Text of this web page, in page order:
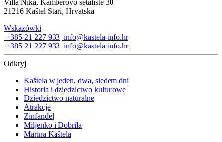
Villa Nika, Kamberovo šetalište 30
21216 Kaštel Stari, Hrvatska
Wskazówki
+385 21 227 933 info@kastela-info.hr
+385 21 227 933 info@kastela-info.hr
Odkryj
Kaštela w jeden, dwa, siedem dni
Historia i dziedzictwo kulturowe
Dziedzictwo naturalne
Atrakcje
Zinfandel
Miljenko i Dobrila
Marina Kaštela